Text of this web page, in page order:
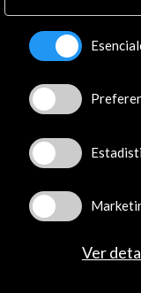
X (Twitter)
Instagram
LinkedIn
Youtube
Spotify
Flickr
TikTok
Ver